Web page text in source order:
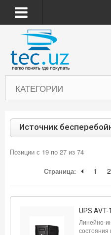
КАТЕГОРИИ
Источник
Позиции с 19 по 27 из 74
Страница:
1 2
UPS
Линейно-